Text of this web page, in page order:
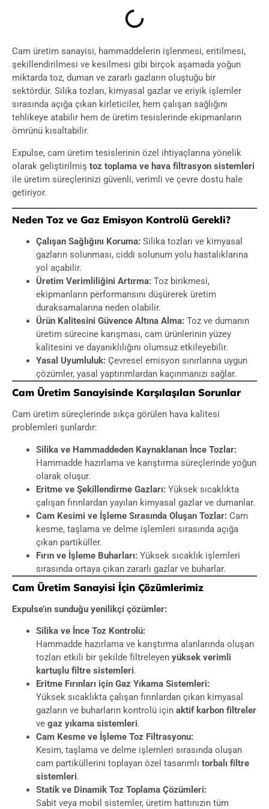
Cam üretim sanayisi, hammaddelerin işlenmesi, eritilmesi,
şekillendirilmesi ve kesilmesi gibi birçok aşamada yoğun
miktarda toz, duman ve zararlı gazların oluştuğu bir
sektördür. Silika tozları, kimyasal gazlar ve eriyik işlemler
sırasında açığa çıkan kirleticiler, hem çalışan sağlığını
tehlikeye atabilir hem de üretim tesislerinde ekipmanların
ömrünü kısaltabilir.
Expulse, cam üretim tesislerinin özel ihtiyaçlarına yönelik
olarak geliştirilmiş toz toplama ve hava filtrasyon sistemleri
ile üretim süreçlerinizi güvenli, verimli ve çevre dostu hale
getiriyor.
Neden Toz ve Gaz Emisyon Kontrolü Gerekli?
Çalışan Sağlığını Koruma: Silika tozları ve kimyasal
gazların solunması, ciddi solunum yolu hastalıklarına
yol açabilir.
Üretim Verimliliğini Artırma: Toz birikmesi,
ekipmanların performansını düşürerek üretim
duraksamalarına neden olabilir.
Ürün Kalitesini Güvence Altına Alma: Toz ve dumanın
üretim sürecine karışması, cam ürünlerinin yüzey
kalitesini ve dayanıklılığını olumsuz etkileyebilir.
Yasal Uyumluluk: Çevresel emisyon sınırlarına uygun
çözümler, yasal yaptırımlardan kaçınmanızı sağlar.
Cam Üretim Sanayisinde Karşılaşılan Sorunlar
Cam üretim süreçlerinde sıkça görülen hava kalitesi
problemleri şunlardır:
Silika ve Hammaddeden Kaynaklanan İnce Tozlar:
Hammadde hazırlama ve karıştırma süreçlerinde yoğun
olarak oluşur.
Eritme ve Şekillendirme Gazları: Yüksek sıcaklıkta
çalışan fırınlardan yayılan kimyasal gazlar ve dumanlar.
Cam Kesimi ve İşleme Sırasında Oluşan Tozlar: Cam
kesme, taşlama ve delme işlemleri sırasında açığa
çıkan partiküller.
Fırın ve İşleme Buharları: Yüksek sıcaklık işlemleri
sırasında ortaya çıkan zararlı gazlar ve buharlar.
Cam Üretim Sanayisi İçin Çözümlerimiz
Expulse’ın sunduğu yenilikçi çözümler:
Silika ve İnce Toz Kontrolü:
Hammadde hazırlama ve karıştırma alanlarında oluşan
tozları etkili bir şekilde filtreleyen yüksek verimli
kartuşlu filtre sistemleri.
Eritme Fırınları için Gaz Yıkama Sistemleri:
Yüksek sıcaklıkta çalışan fırınlardan çıkan kimyasal
gazların ve buharların kontrolü için aktif karbon filtreler
ve gaz yıkama sistemleri.
Cam Kesme ve İşleme Toz Filtrasyonu:
Kesim, taşlama ve delme işlemleri sırasında oluşan
cam partiküllerini toplayan özel tasarımlı torbalı filtre
sistemleri.
Statik ve Dinamik Toz Toplama Çözümleri:
Sabit veya mobil sistemler, üretim hattınızın tüm